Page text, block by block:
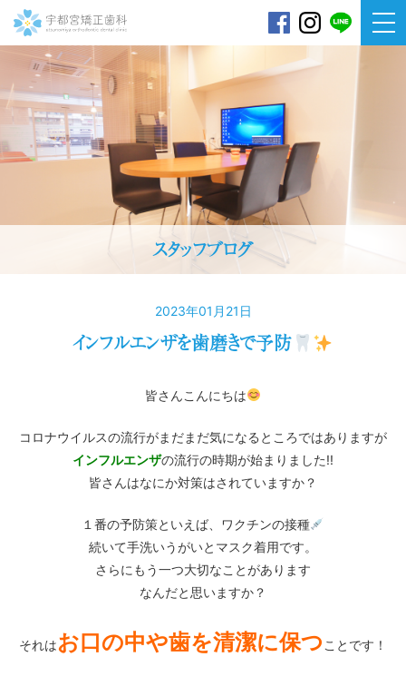
宇都宮矯正歯科
スタッフブログ
2023年01月21日
インフルエンザを歯磨きで予防
皆さんこんにちは
コロナウイルスの流行がまだまだ気になるところではありますが
インフルエンザの流行の時期が始まりました!!
皆さんはなにか対策はされていますか？
１番の予防策といえば、ワクチンの接種
続いて手洗いうがいとマスク着用です。
さらにもう一つ大切なことがあります
なんだと思いますか？
それはお口の中や歯を清潔に保つ ことです！